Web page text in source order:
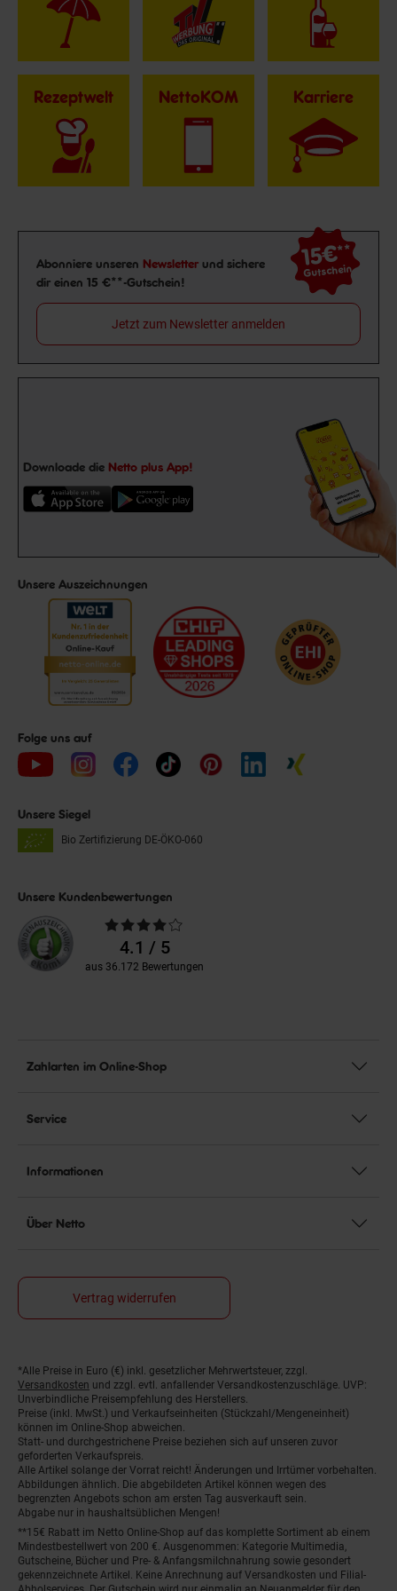
Rezeptwelt NettoKOM Karriere
Newsletter Anmeldung
Abonniere unseren Newsletter und sichere
dir einen 15 €**-Gutschein!
15€**
Gutschein
Jetzt zum Newsletter anmelden
Downloade die Netto plus App!
Unsere Auszeichnungen
Folge uns auf
Unsere Siegel
Bio Zertifizierung DE-ÖKO-060
Unsere Kundenbewertungen
Durchschnittliche
Bewertungen4.1 / 5
aus 36.172 Bewertungen
Zahlarten im Online-Shop
Service
Informationen
Über Netto
Vertrag widerrufen
Fußnoten
*Alle Preise in Euro (€) inkl. gesetzlicher Mehrwertsteuer, zzgl.
Versandkosten und zzgl. evtl. anfallender Versandkostenzuschläge. UVP:
Unverbindliche Preisempfehlung des Herstellers.
Preise (inkl. MwSt.) und Verkaufseinheiten (Stückzahl/Mengeneinheit)
können im Online-Shop abweichen.
Statt- und durchgestrichene Preise beziehen sich auf unseren zuvor
geforderten Verkaufspreis.
Alle Artikel solange der Vorrat reicht! Änderungen und Irrtümer vorbehalten.
Abbildungen ähnlich. Die abgebildeten Artikel können wegen des
begrenzten Angebots schon am ersten Tag ausverkauft sein.
Abgabe nur in haushaltsüblichen Mengen!
**15€ Rabatt im Netto Online-Shop auf das komplette Sortiment ab einem
Mindestbestellwert von 200 €. Ausgenommen: Kategorie Multimedia,
Gutscheine, Bücher und Pre- & Anfangsmilchnahrung sowie gesondert
gekennzeichnete Artikel. Keine Anrechnung auf Versandkosten und Filial-